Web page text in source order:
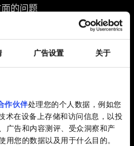
广告设置 关于
作伙伴处理您的个人数据，例如您
术在设备上存储和访问信息，以投
广告和内容测评、受众洞察和产
用您的数据以及用于什么目的。
的问题
级有关的问题
我可以破解哪些物品？
阶位
无法放入储藏处